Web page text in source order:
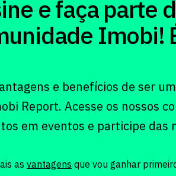
e faça parte
Imobi!
e benefícios de ser
Report. Acesse os nossos
em eventos e participe das
as vantagens que vou ganhar